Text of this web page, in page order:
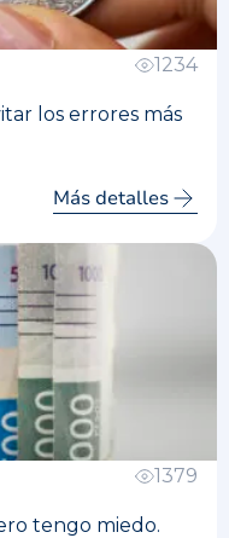
1234
los errores más
Más detalles
1379
tengo miedo.